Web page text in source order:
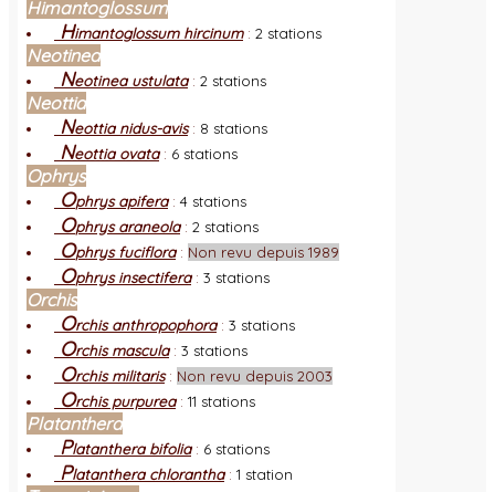
Himantoglossum
Himantoglossum hircinum: 2 stations
Neotinea
Neotinea ustulata: 2 stations
Neottia
Neottia nidus-avis: 8 stations
Neottia ovata: 6 stations
Ophrys
Ophrys apifera: 4 stations
Ophrys araneola: 2 stations
Ophrys fuciflora: Non revu depuis 1989
Ophrys insectifera: 3 stations
Orchis
Orchis anthropophora: 3 stations
Orchis mascula: 3 stations
Orchis militaris: Non revu depuis 2003
Orchis purpurea: 11 stations
Platanthera
Platanthera bifolia: 6 stations
Platanthera chlorantha: 1 station